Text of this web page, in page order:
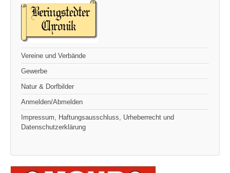
Vereine und Verbände
Gewerbe
Natur & Dorfbilder
Anmelden/Abmelden
Impressum, Haftungsausschluss, Urheberrecht und
Datenschutzerklärung